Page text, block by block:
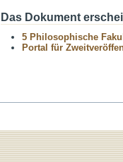
Das Dokument
5 Philosophische
Portal für